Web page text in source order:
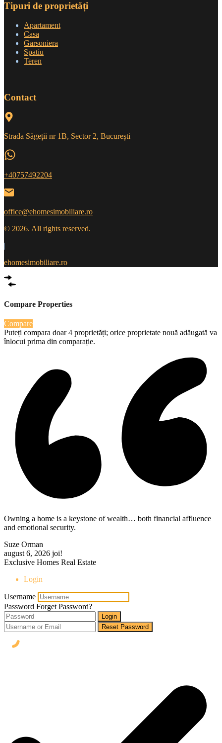
Tipuri de proprietăți
Apartament
Casa
Garsoniera
Spatiu
Teren
Contact
Strada Săgeții nr 1B, Sector 2, București
+40757492204
office@ehomesimobiliare.ro
© 2026. All rights reserved.
|
ehomesimobiliare.ro
Compare Properties
Compare
Puteți compara doar 4 proprietăți; orice proprietate nouă adăugată va
înlocui prima din comparație.
Owning a home is a keystone of wealth… both financial affluence
and emotional security.
Suze Orman
august 6, 2026 joi!
Exclusive Homes Real Estate
Login
Username
Password Forget Password?
Login
Reset Password